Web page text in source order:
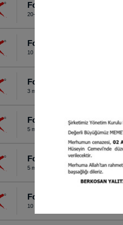
Foamex S7
20-30 mm 90 kg/m3
Foamex S8
10 mm 90 kg/m3
Foamex I1
3 mm 30 kg/m3 Aluminum Coated
Foamex I2
5 mm 30 kg/m3 Perforated
Foamex IS2
5 mm 70 kg/m3
Foamex IS3
10 mm 70 kg/m3